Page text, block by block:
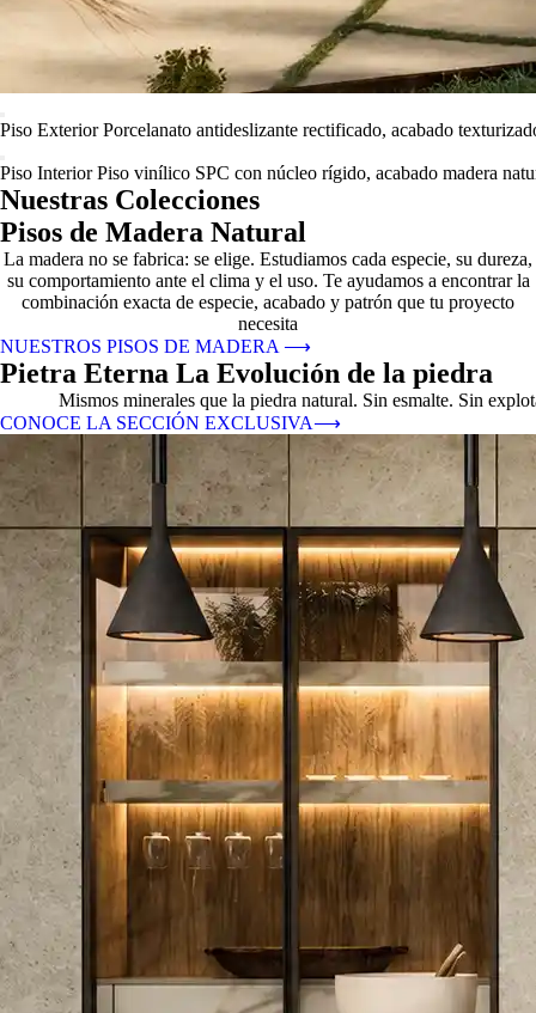
Piso Exterior Porcelanato antideslizante rectificado, acabado
Piso Interior Piso vinílico SPC con núcleo rígido, acabado madera
Nuestras Colecciones
Pisos de Madera Natural
La madera no se fabrica: se elige. Estudiamos cada especie, su dureza,
su comportamiento ante el clima y el uso. Te ayudamos a encontrar la
combinación exacta de especie, acabado y patrón que tu proyecto
necesita
NUESTROS PISOS DE MADERA ⟶
Pietra Eterna La Evolución de la piedra
Mismos minerales que la piedra natural. Sin esmalte. Sin
CONOCE LA SECCIÓN EXCLUSIVA⟶